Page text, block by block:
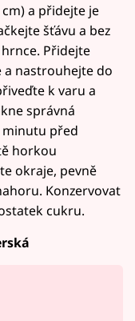
a přidejte je
šťávu a bez
Přidejte
a nastrouhejte do
k varu a
správná
minutu před
horkou
okraje, pevně
Konzervovat
cukru.